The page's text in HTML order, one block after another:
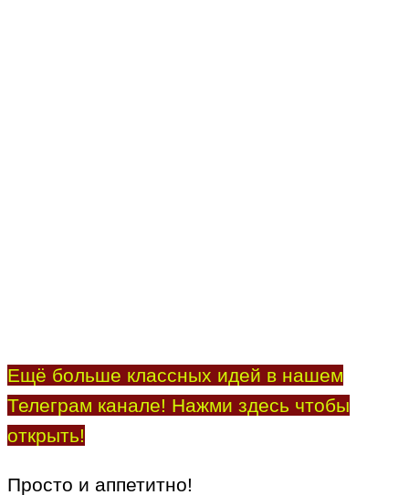
Ещё больше классных идей в нашем
Телеграм канале! Нажми здесь чтобы
открыть!
Просто и аппетитно!